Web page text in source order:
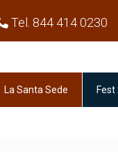
Tel. 844 414 0230
La Santa Sede Fest